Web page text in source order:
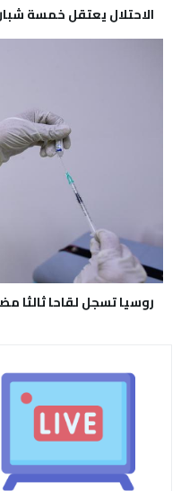
الاحتلال يعتقل خمسة
روسيا تسجل لقاحا ثالثا